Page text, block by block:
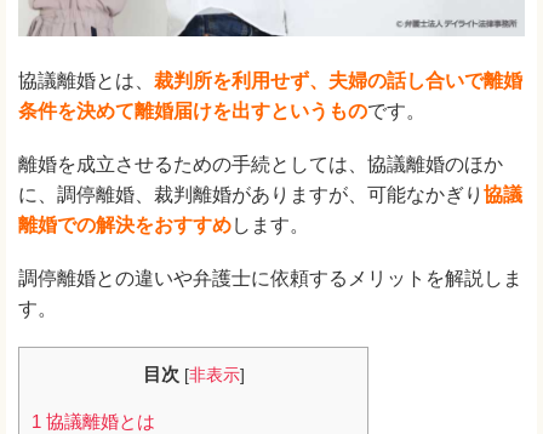
協議離婚とは、 裁判所を利用せず、夫婦の話し合いで離婚
条件を決めて離婚届けを出すというものです。
離婚を成立させるための手続としては、協議離婚のほか
に、調停離婚、裁判離婚がありますが、可能なかぎり 協議
離婚での解決をおすすめします。
調停離婚との違いや弁護士に依頼するメリットを解説しま
す。
目次 [非表示]
1 協議離婚とは